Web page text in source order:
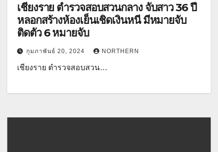
เชียงราย ตำรวจสอบสวนกลาง จับสาว 36 ปี
หลอกสร้างห้องเย็นเชิดเงินหนี มีหมายจับ
ติดตัว 6 หมายจับ
กุมภาพันธ์ 20, 2024 NORTHERN
เชียงราย ตำรวจสอบสวน…